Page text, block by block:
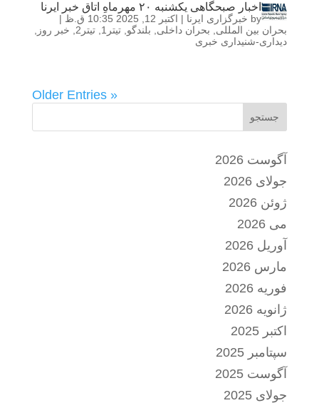
اخبار صبحگاهی یکشنبه ۲۰ مهرماهِ اتاق خبر ایرنا
by خبرگزاری ایرنا | اکتبر 12, 2025 10:35 ق.ظ
|
بحران بین المللی
بحران داخلی بلندگو تیتر1 تیتر2 خبر روز
دیداری-شنیداری خبری
« Older Entries
جستجو
آگوست 2026
جولای 2026
ژوئن 2026
می 2026
آوریل 2026
مارس 2026
فوریه 2026
ژانویه 2026
اکتبر 2025
سپتامبر 2025
آگوست 2025
جولای 2025